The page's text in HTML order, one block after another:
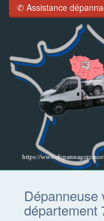
✆ Assistance
Dépanneuse
département